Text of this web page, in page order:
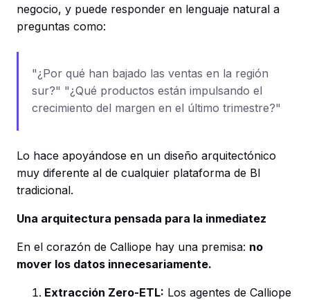
negocio, y puede responder en lenguaje natural a
preguntas como:
"¿Por qué han bajado las ventas en la región
sur?" "¿Qué productos están impulsando el
crecimiento del margen en el último trimestre?"
Lo hace apoyándose en un diseño arquitectónico
muy diferente al de cualquier plataforma de BI
tradicional.
Una arquitectura pensada para la inmediatez
En el corazón de Calliope hay una premisa: no
mover los datos innecesariamente.
Extracción Zero-ETL: Los agentes de Calliope